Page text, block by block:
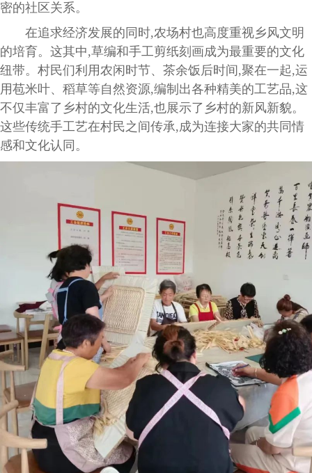
密的社区关系。
在追求经济发展的同时,农场村也高度重视乡风文明
的培育。这其中,草编和手工剪纸刻画成为最重要的文化
纽带。村民们利用农闲时节、茶余饭后时间,聚在一起,运
用苞米叶、稻草等自然资源,编制出各种精美的工艺品,这
不仅丰富了乡村的文化生活,也展示了乡村的新风新貌。
这些传统手工艺在村民之间传承,成为连接大家的共同情
感和文化认同。